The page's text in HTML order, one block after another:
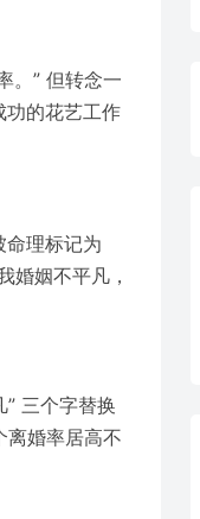
。” 但转念一
功的花艺工作
命理标记为
婚姻不平凡，
三个字替换
离婚率居高不